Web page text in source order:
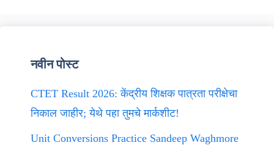
नवीन पोस्ट
CTET Result 2026: केंद्रीय शिक्षक पात्रता परीक्षेचा
निकाल जाहीर; येथे पहा तुमचे मार्कशीट!
Unit Conversions Practice Sandeep Waghmore